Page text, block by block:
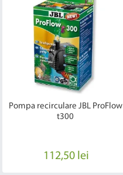
Pompa recirculare JBL ProFlow
t300
112,50 lei